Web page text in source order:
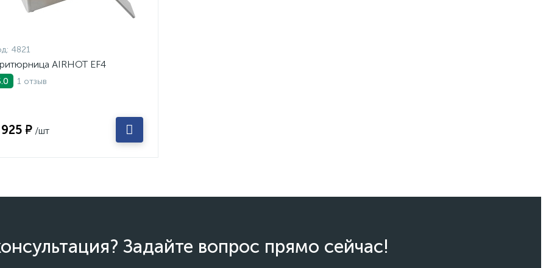
4821
AIRHOT EF4
1 отзыв
₽ /шт
Задайте вопрос прямо сейчас!